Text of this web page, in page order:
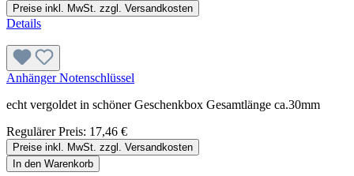
Preise inkl. MwSt. zzgl. Versandkosten
Details
Anhänger Notenschlüssel
echt vergoldet in schöner Geschenkbox Gesamtlänge ca.30mm
Regulärer Preis: 17,46 €
Preise inkl. MwSt. zzgl. Versandkosten
In den Warenkorb